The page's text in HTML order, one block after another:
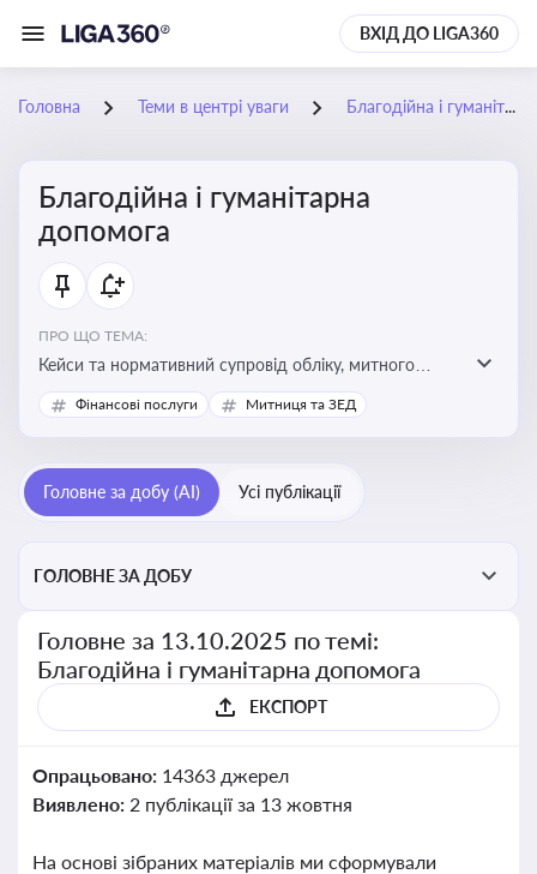
ВХІД ДО LIGA360
Головна Теми в центрі уваги Благодійна і гуманітарна допомога
Благодійна і гуманітарна
допомога
ПРО ЩО ТЕМА:
Кейси та нормативний супровід обліку, митного
оформлення, контролю та утилізації гуманітарної або
благодійної допомоги
Фінансові послуги Митниця та ЗЕД
Головне за добу (AI) Усі публікації
ГОЛОВНЕ ЗА ДОБУ
Головне за 13.10.2025 по темі:
Благодійна і гуманітарна допомога
ЕКСПОРТ
Опрацьовано: 14363 джерел
Виявлено: 2 публікації за 13 жовтня
На основі зібраних матеріалів ми сформували